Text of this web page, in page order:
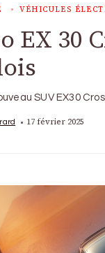
VÉHICULES
EX 30
SUV EX30
17 février 2025